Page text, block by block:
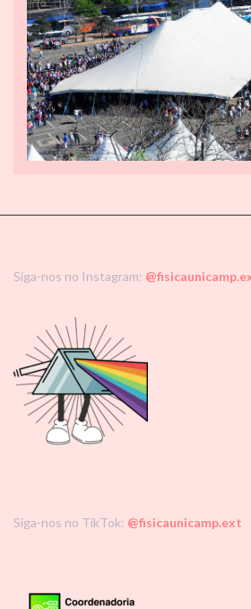
Siga-nos no Instagram:
Siga-nos no TikTok: @fisicaunicamp.ext